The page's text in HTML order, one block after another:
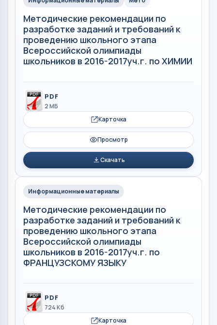
Методические рекомендации по
разработке заданий и требований к
проведению школьного этапа
Всероссийской олимпиады
школьников в 2016-2017уч.г. по ХИМИИ
PDF
2 МБ
Карточка
Просмотр
Скачать
Информационные материалы
Методические рекомендации по
разработке заданий и требований к
проведению школьного этапа
Всероссийской олимпиады
школьников в 2016-2017уч.г. по
ФРАНЦУЗСКОМУ ЯЗЫКУ
PDF
724 Кб
Карточка